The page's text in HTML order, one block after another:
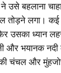
बहलाना
तोड़ने लगा।
उसका ध्यान
और भयानक
चंचल और